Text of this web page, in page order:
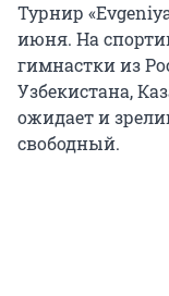
Турнир
июня. На
гимнастки из
Узбекистана,
ожидает и
свободный.